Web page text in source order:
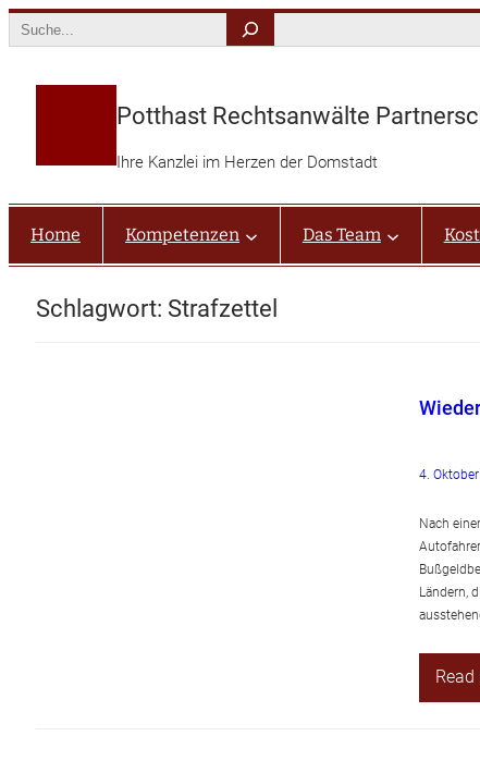
Search
Potthast Rechtsanwälte
Ihre Kanzlei im Herzen der Domstadt
Home Kompetenzen Das Team
Schlagwort: Strafzettel
4.
Nach
Ländern,
Read